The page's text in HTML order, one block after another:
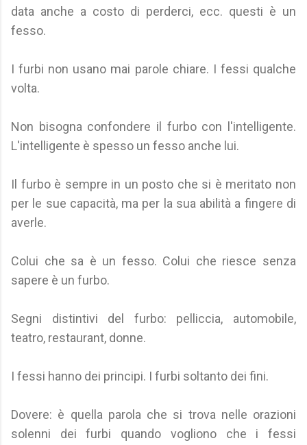
data anche a costo di perderci, ecc. questi è un
fesso.
I furbi non usano mai parole chiare. I fessi qualche
volta.
Non bisogna confondere il furbo con l'intelligente.
L'intelligente è spesso un fesso anche lui.
Il furbo è sempre in un posto che si è meritato non
per le sue capacità, ma per la sua abilità a fingere di
averle.
Colui che sa è un fesso. Colui che riesce senza
sapere è un furbo.
Segni distintivi del furbo: pelliccia, automobile,
teatro, restaurant, donne.
I fessi hanno dei principi. I furbi soltanto dei fini.
Dovere: è quella parola che si trova nelle orazioni
solenni dei furbi quando vogliono che i fessi